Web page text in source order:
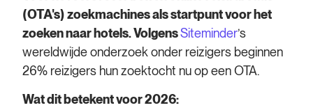
(OTA's) zoekmachines als startpunt voor het
zoeken naar hotels. VolgensSiteminder’s
wereldwijde onderzoek onder reizigers beginnen
26% reizigers hun zoektocht nu op een OTA.
Wat dit betekent voor 2026: